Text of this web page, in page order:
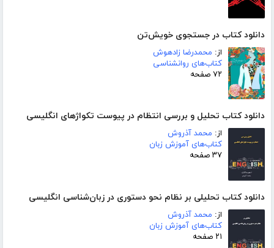
دانلود کتاب در جستجوی خویش‌تن
از: محمدرضا زادهوش
کتاب‌های روانشناسی
۷۲ صفحه
دانلود کتاب تحلیل و بررسی انتظام در پیوست تکواژهای انگلیسی
از: محمد آذروش
کتاب‌های آموزش زبان
۳۷ صفحه
دانلود کتاب تحلیلی بر نظام نحو دستوری در زبان‌شناسی انگلیسی
از: محمد آذروش
کتاب‌های آموزش زبان
۲۱ صفحه